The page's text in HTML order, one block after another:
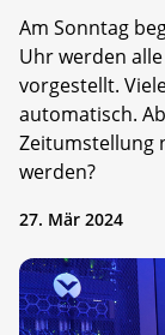
Am Sonntag
Uhr werden
vorgestellt.
automatisch.
Zeitumstellung
werden?
27. Mär 2024